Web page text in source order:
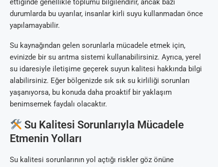
ettiğinde genellikle toplumu bilgilendirir, ancak bazı
durumlarda bu uyarılar, insanlar kirli suyu kullanmadan önce
yapılamayabilir.
Su kaynağından gelen sorunlarla mücadele etmek için,
evinizde bir su arıtma sistemi kullanabilirsiniz. Ayrıca, yerel
su idaresiyle iletişime geçerek suyun kalitesi hakkında bilgi
alabilirsiniz. Eğer bölgenizde sık sık su kirliliği sorunları
yaşanıyorsa, bu konuda daha proaktif bir yaklaşım
benimsemek faydalı olacaktır.
Su Kalitesi Sorunlarıyla Mücadele
Etmenin Yolları
Su kalitesi sorunlarının yol açtığı riskler göz önüne